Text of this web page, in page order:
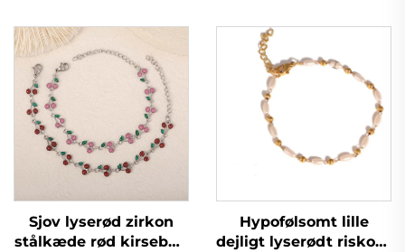
Sjov lyserød zirkon
stålkæde rød kirsebær
Hypofølsomt lille
dejligt lyserødt riskorn